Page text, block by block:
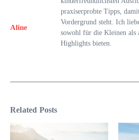
Aline
praxiserprobte Tipps,
Vordergrund steht. Ich
sowohl für die Kleinen als
Highlights bieten.
Related Posts